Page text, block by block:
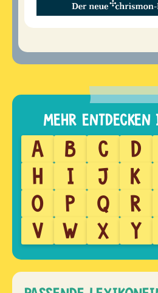
A B C D
H
I J K
O
P Q R
V
W X Y